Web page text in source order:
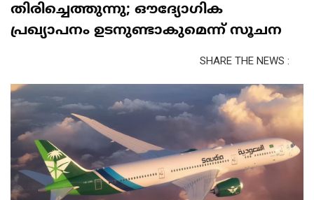
തിരിച്ചെത്തുന്നു; ഔദ്യോഗിക
പ്രഖ്യാപനം ഉടനുണ്ടാകുമെന്ന് സൂചന
SHARE THE NEWS :